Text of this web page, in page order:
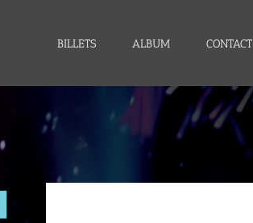
BILLETS ALBUM CONTACT